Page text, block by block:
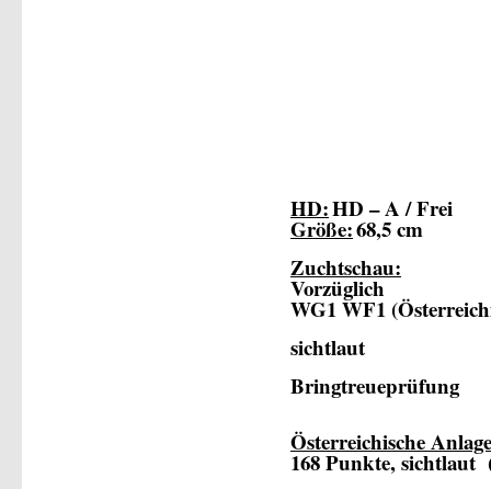
HD:HD – A / Frei
Größe:68,5 cm
Zuchtschau:
Vorzüglich
WG1 WF1
sichtlaut
Bringtreueprüfung
Österreichische
168 Punkte, sichtlaut